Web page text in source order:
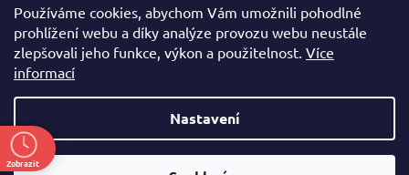
Používáme cookies, abychom Vám umožnili pohodlné
prohlížení webu a díky analýze provozu webu neustále
zlepšovali jeho funkce, výkon a použitelnost. Více
informací
Nastavení
drumstore.cz
https://www.youtube.com/@DRUMSTOREPRAGUE
Vytvořil Shoptet
Zobrazit